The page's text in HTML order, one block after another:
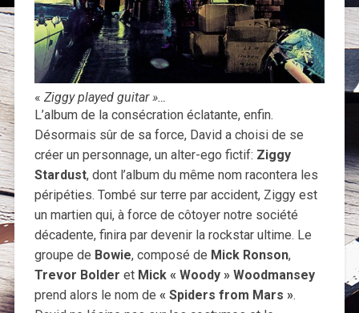
« Ziggy played guitar »…
L’album de la consécration éclatante, enfin.
Désormais sûr de sa force, David a choisi de se
créer un personnage, un alter-ego fictif: Ziggy
Stardust, dont l’album du même nom racontera les
péripéties. Tombé sur terre par accident, Ziggy est
un martien qui, à force de côtoyer notre société
décadente, finira par devenir la rockstar ultime. Le
groupe de Bowie, composé de Mick Ronson,
Trevor Bolder et Mick « Woody » Woodmansey
prend alors le nom de « Spiders from Mars ».